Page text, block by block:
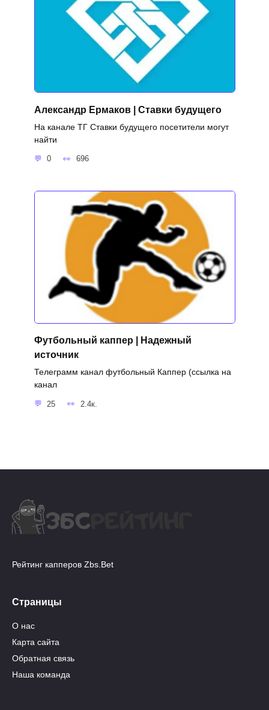
Александр Ермаков | Ставки будущего
На канале ТГ Ставки будущего посетители могут
найти
0 696
Футбольный каппер | Надежный
источник
Телеграмм канал футбольный Каппер (ссылка на
канал
25 2.4к.
Рейтинг капперов Zbs.Bet
Страницы
О нас
Карта сайта
Обратная связь
Наша команда